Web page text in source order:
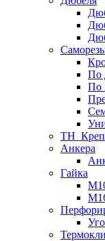
По
По
Анкера
Гайка